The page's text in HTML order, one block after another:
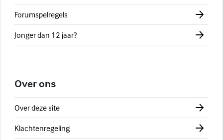
Forumspelregels
Jonger dan 12 jaar?
Over ons
Over deze site
Klachtenregeling